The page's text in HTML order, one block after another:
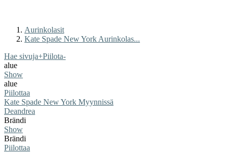
Aurinkolasit
Kate Spade New York Aurinkolas...
Hae sivuja+Piilota-
alue
Show
alue
Piilottaa
Kate Spade New York Myynnissä
Deandrea
Brändi
Show
Brändi
Piilottaa